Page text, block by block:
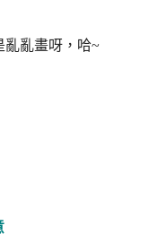
亂亂畫呀，哈~